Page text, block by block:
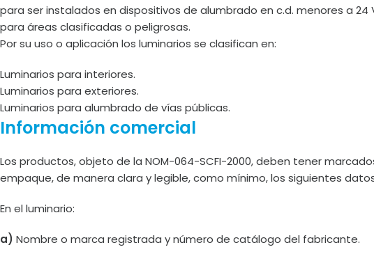
para ser instalados en dispositivos de alumbrado en c.d. menores a 24
para áreas clasificadas o peligrosas.
Por su uso o aplicación los luminarios se clasifican en:
Luminarios para interiores.
Luminarios para exteriores.
Luminarios para alumbrado de vías públicas.
Información comercial
Los productos, objeto de la NOM-064-SCFI-2000, deben tener
empaque, de manera clara y legible, como mínimo, los siguientes
En el luminario:
a) Nombre o marca registrada y número de catálogo del fabricante.